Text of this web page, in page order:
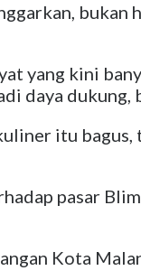
yang kini
daya
itu
pasar
Kota